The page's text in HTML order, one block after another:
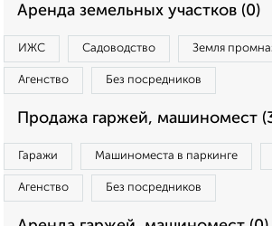
Аренда земельных участков (0)
ИЖС Садоводство Земля
Агенство Без посредников
Продажа гаржей, машиномест
Гаражи Машиноместа в паркинге
Агенство Без посредников